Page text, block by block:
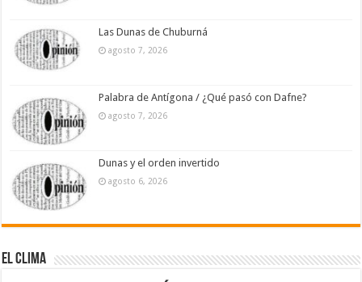
Las Dunas de Chuburná
agosto 7, 2026
Palabra de Antígona / ¿Qué pasó con Dafne?
agosto 7, 2026
Dunas y el orden invertido
agosto 6, 2026
El Clima